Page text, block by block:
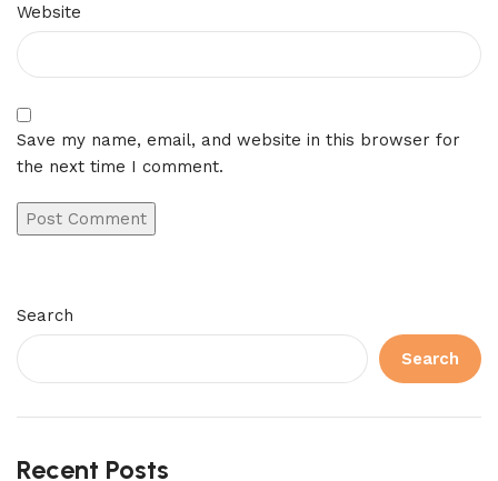
Website
Save my name, email, and website in this browser for
the next time I comment.
Search
Search
Recent Posts